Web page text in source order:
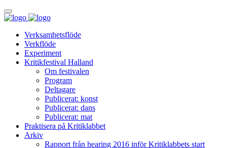
Verksamhetsflöde
Verkflöde
Experiment
Kritikfestival Halland
Om festivalen
Program
Deltagare
Publicerat: konst
Publicerat: dans
Publicerat: mat
Praktisera på Kritiklabbet
Arkiv
Rapport från hearing 2016 inför Kritiklabbets start